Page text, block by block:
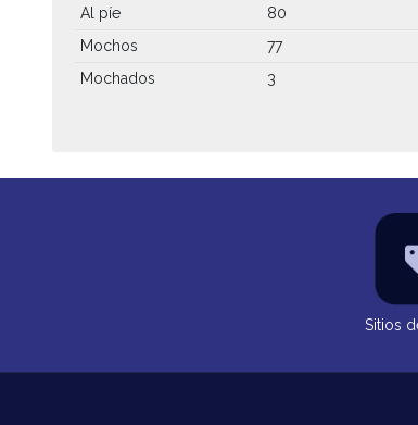
Al píe
80
Mochos
77
Mochados
3
Sitios